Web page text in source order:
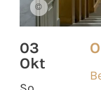
©
03
Okt